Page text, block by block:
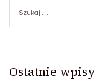
Ostatnie wpisy